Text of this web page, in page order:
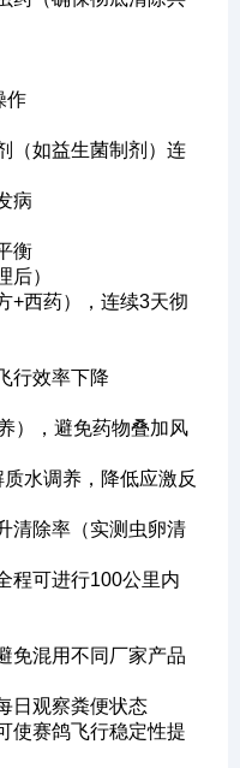
作
（如益生菌制剂）连
病
衡
后）
+西药），连续3天彻
行效率下降
），避免药物叠加风
水调养，降低应激反
清除率（实测虫卵清
程可进行100公里内
免混用不同厂家产品
日观察粪便状态
使赛鸽飞行稳定性提